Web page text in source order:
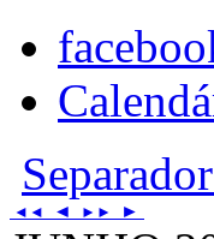
◄◄ ◄ ►► ►